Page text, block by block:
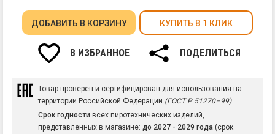
ДОБАВИТЬ В КОРЗИНУ КУПИТЬ В 1 КЛИК
В ИЗБРАННОЕ ПОДЕЛИТЬСЯ
Товар проверен и сертифицирован для использования на
территории Российской Федерации (ГОСТ Р 51270–99)
Срок годности всех пиротехнических изделий,
представленных в магазине: до 2027 - 2029 года (срок